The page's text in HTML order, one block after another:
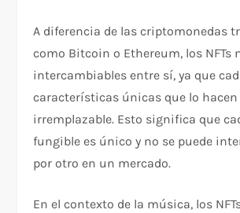
A diferencia de las criptomonedas
como Bitcoin o Ethereum, los NFTs
intercambiables entre sí, ya que
características únicas que lo hacen
irremplazable. Esto significa que
fungible es único y no se puede
por otro en un mercado.
En el contexto de la música, los